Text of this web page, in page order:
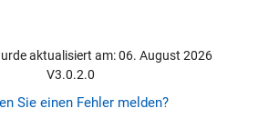
aktualisiert am: 06. August 2026
V3.0.2.0
Sie einen Fehler melden?